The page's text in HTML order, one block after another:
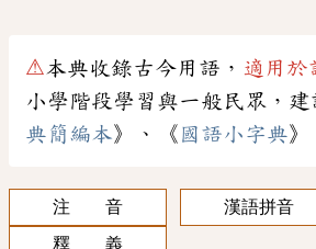
⚠本典收錄古今用語， 適用於
小學階段學習與一般民眾，建
典簡編本》、《 國語小字典》
注 音
漢語拼音
釋 義